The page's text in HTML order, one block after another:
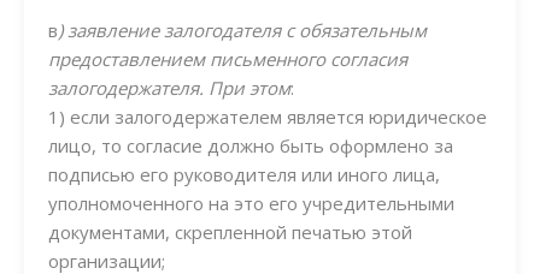
в) заявление залогодателя с обязательным
предоставлением письменного согласия
залогодержателя. При этом:
1) если залогодержателем является юридическое
лицо, то согласие должно быть оформлено за
подписью его руководителя или иного лица,
уполномоченного на это его учредительными
документами, скрепленной печатью этой
организации;